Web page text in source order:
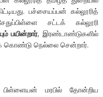
பச்சையப்பன் கல்லூரித்
சட்டக் கல்லூரி
பயின்றார், இரண்டாண்டுகளில்
கொண்டு நெல்லை சென்றார்.
மரபில் தோன்றிய